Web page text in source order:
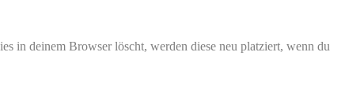
in deinem Browser löscht, werden diese neu platziert, wenn du